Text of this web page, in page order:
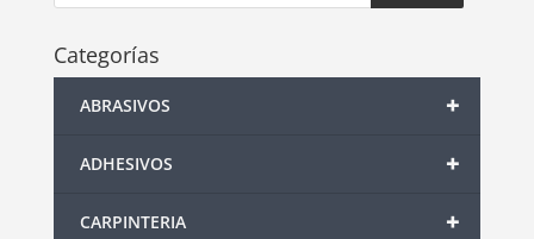
Categorías
+
ABRASIVOS
+
ADHESIVOS
+
CARPINTERIA